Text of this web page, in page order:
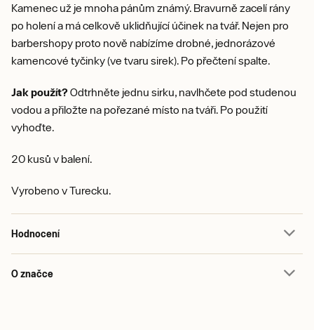
Kamenec už je mnoha pánům známý. Bravurně zacelí rány
po holení a má celkově uklidňující účinek na tvář. Nejen pro
barbershopy proto nově nabízíme drobné, jednorázové
kamencové tyčinky (ve tvaru sirek). Po přečtení spalte.
Jak použít? Odtrhněte jednu sirku, navlhčete pod studenou
vodou a přiložte na pořezané místo na tváři. Po použití
vyhoďte.
20 kusů v balení.
Vyrobeno v Turecku.
Hodnocení
O značce